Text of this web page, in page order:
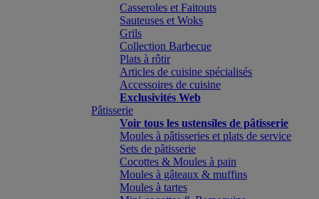
Casseroles et Faitouts
Sauteuses et Woks
Grils
Collection Barbecue
Plats à rôtir
Articles de cuisine spécialisés
Accessoires de cuisine
Exclusivités Web
Pâtisserie
Voir tous les ustensiles de pâtisserie
Moules à pâtisseries et plats de service
Sets de pâtisserie
Cocottes & Moules à pain
Moules à gâteaux & muffins
Moules à tartes